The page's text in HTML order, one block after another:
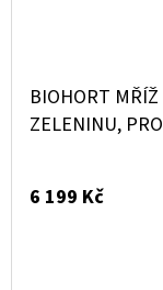
BIOHORT
ZELENINU,
6 199 Kč